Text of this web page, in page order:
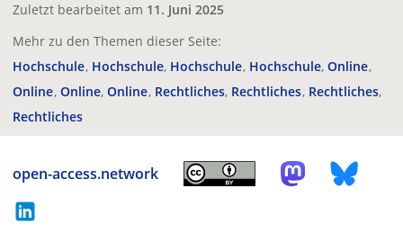
Zuletzt bearbeitet am 11. Juni 2025
Mehr zu den Themen dieser Seite:
Hochschule Hochschule Hochschule Hochschule Online
Online Online Online Rechtliches Rechtliches Rechtliches
Rechtliches
open-access.network